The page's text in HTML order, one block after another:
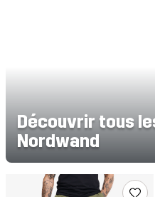
Découvrir tous
Nordwand